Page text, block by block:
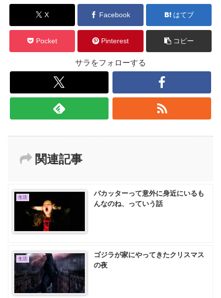
X Facebook はてブ
Pocket Pinterest コピー
サラをフォローする
関連記事
生活
バカッターって意外に身近にいるも
んなのね、っていう話
生活
ゴジラが家にやってきたクリスマス
の夜